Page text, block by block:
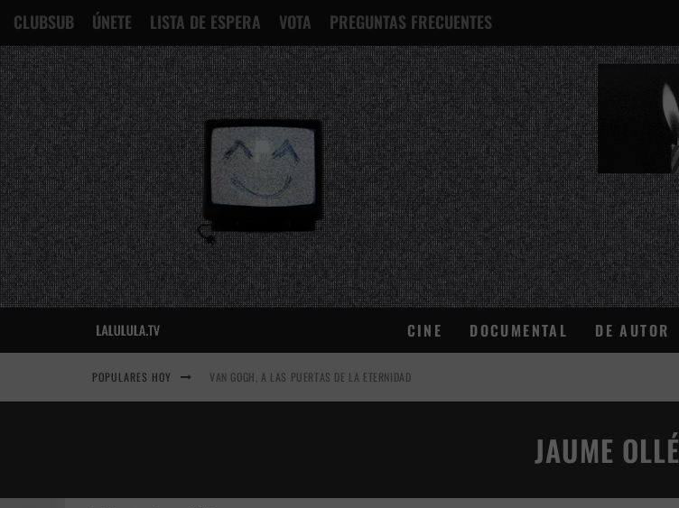
CLUBSUB ÚNETE LISTA DE ESPERA VOTA PREGUNTAS FRECUENTES
CINE DOCUMENTAL DE AUTOR
POPULARES HOY VAN GOGH, A LAS PUERTAS DE LA ETERNIDAD
JAUME OLLÉ